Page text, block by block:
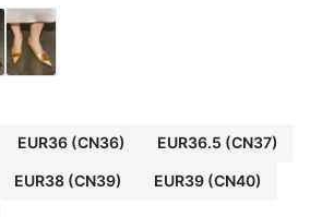
EUR36 (CN36) EUR36.5 (CN37)
EUR38 (CN39) EUR39(CN40)